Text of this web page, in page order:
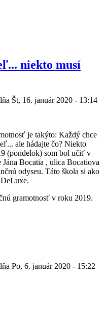
niekto musí
Št, 16. január 2020 - 13:14
je takýto: Každý chce
ale hádajte čo? Niekto
(pondelok) som bol učiť v
Bocatia , ulica Bocatiova
odyseu. Táto škola si ako
gramotnosť v roku 2019.
Po, 6. január 2020 - 15:22